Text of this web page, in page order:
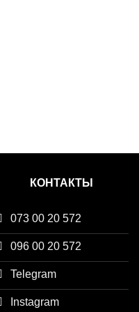
КОНТАКТЫ
073 00 20 572
096 00 20 572
Telegram
Instagram